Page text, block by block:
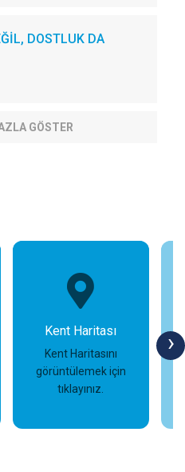
DOSTLUK DA
GÖSTER
›
Kent Haritası
Kent Haritasını
görüntülemek için
tıklayınız.